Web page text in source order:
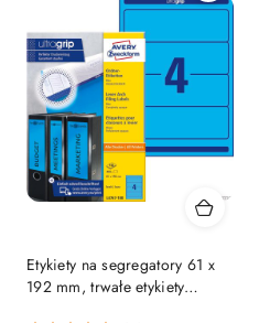
Etykiety na segregatory 61 x
192 mm, trwałe etykiety